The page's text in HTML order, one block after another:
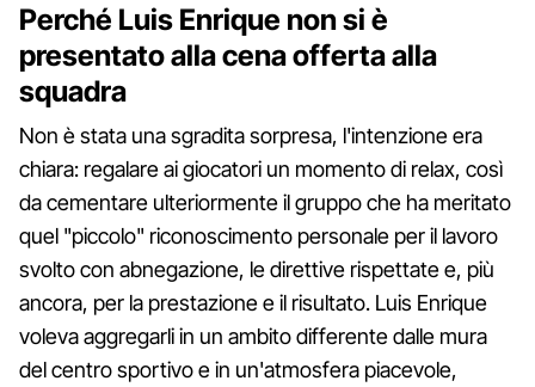
Perché Luis Enrique non si è
presentato alla cena offerta alla
squadra
Non è stata una sgradita sorpresa, l'intenzione era
chiara: regalare ai giocatori un momento di relax, così
da cementare ulteriormente il gruppo che ha meritato
quel "piccolo" riconoscimento personale per il lavoro
svolto con abnegazione, le direttive rispettate e, più
ancora, per la prestazione e il risultato. Luis Enrique
voleva aggregarli in un ambito differente dalle mura
del centro sportivo e in un'atmosfera piacevole,